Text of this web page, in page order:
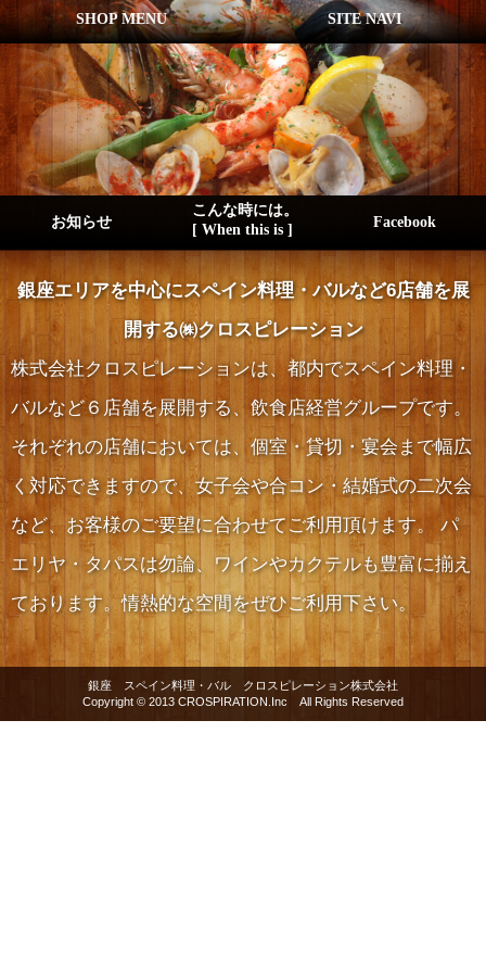
SHOP MENU SITE NAVI
お知らせ
こんな時には。
[ When this is ]
Facebook
銀座エリアを中心にスペイン料理・バルなど6店舗を展
開する㈱クロスピレーション
株式会社クロスピレーションは、都内でスペイン料理・
バルなど６店舗を展開する、飲食店経営グループです。
それぞれの店舗においては、個室・貸切・宴会まで幅広
く対応できますので、女子会や合コン・結婚式の二次会
など、お客様のご要望に合わせてご利用頂けます。 パ
エリヤ・タパスは勿論、ワインやカクテルも豊富に揃え
ております。情熱的な空間をぜひご利用下さい。
銀座 スペイン料理・バル クロスピレーション株式会社
Copyright © 2013 CROSPIRATION.Inc All Rights Reserved